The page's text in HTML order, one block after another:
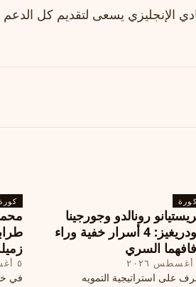
أن النادي الإنجليزي يسعى لتقديم كل
رونالدو وجورجينا
رودريغيز: 4 أسرار خفية وراء
السري
على استراتيجية التمويه
٥ أغسطس ٢٠٢٦
في